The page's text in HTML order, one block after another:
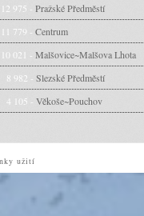
12 975 - Pražské Předměstí
11 779 - Centrum
10 021 - Malšovice~Malšova Lhota
8 982 - Slezské Předměstí
4 105 - Věkoše~Pouchov
užití